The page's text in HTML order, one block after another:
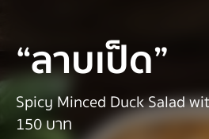
“ลาบเป็ด”
Spicy Minced Duck Salad
150 บาท